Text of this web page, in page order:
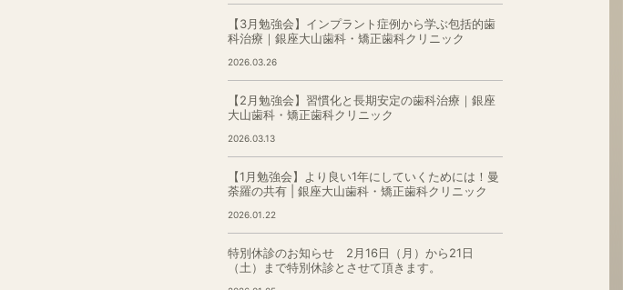
【3月勉強会】インプラント症例から学ぶ包括的歯
科治療｜銀座大山歯科・矯正歯科クリニック
2026.03.26
【2月勉強会】習慣化と長期安定の歯科治療｜銀座
大山歯科・矯正歯科クリニック
2026.03.13
【1月勉強会】より良い1年にしていくためには！曼
荼羅の共有 | 銀座大山歯科・矯正歯科クリニック
2026.01.22
特別休診のお知らせ 2月16日（月）から21日
（土）まで特別休診とさせて頂きます。